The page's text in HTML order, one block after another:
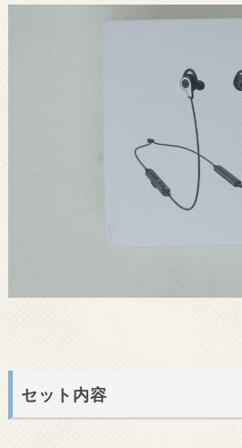
セット内容